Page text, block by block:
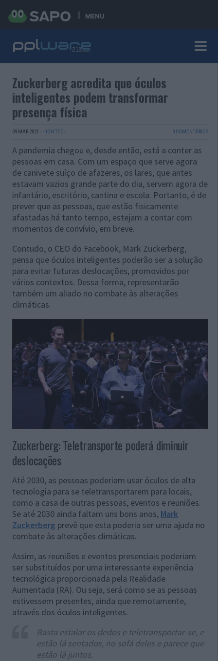
MENU
Zuckerberg acredita que óculos
inteligentes podem transformar
presença física
09 MAR 2021 · HIGH TECH 9 COMENTÁRIOS
A pandemia chegou e, desde então, está a conter as
pessoas em casa. Com um espaço que serve agora
de canivete suíço de afazeres, os lares, que antes
estavam vazios grande parte do dia, servem agora de
infantário, escritório, cantina e escola. Portanto, é de
prever que as pessoas, que estão fisicamente
afastadas há tanto tempo, estejam a contar com
momentos de convívio, em breve.
Contudo, o CEO do Facebook, Mark Zuckerberg,
pensa que óculos inteligentes poderão ser a solução
para evitar futuras deslocações, promovidos por
vários contextos. Dessa forma, representarão
também um aliado no combate às alterações
climáticas.
Zuckerberg: Teletransporte poderá diminuir
deslocações
Até 2030, as pessoas poderiam usar óculos de alta
tecnologia para se teletransportarem para locais,
como a casa de outras pessoas, eventos e reuniões.
Se até 2030 ainda faltam uns bons anos, Mark
Zuckerberg prevê que esta poderia ser uma ajuda no
combate às alterações climáticas.
Assim, as reuniões e eventos presenciais poderiam
ser substituídos por uma interessante experiência
tecnológica proporcionada pela Realidade
Aumentada (RA). Ou seja, será como se as pessoas
estivessem presentes, ainda que remotamente,
através dos óculos inteligentes.
Basta estalar os dedos e teletransportar-se, e
estão lá sentados, no sofá deles e parece que
estão lá juntos.